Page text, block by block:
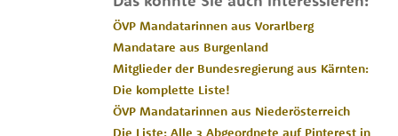
ÖVP Mandatarinnen aus Vorarlberg
Mandatare aus Burgenland
Mitglieder der Bundesregierung aus Kärnten:
Die komplette Liste!
ÖVP Mandatarinnen aus Niederösterreich
Die Liste: Alle 3 Abgeordnete auf Pinterest in